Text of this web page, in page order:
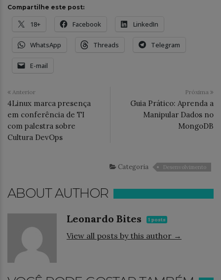
Compartilhe este post:
18+ Facebook LinkedIn
WhatsApp Threads Telegram
E-mail
Anterior
4Linux marca presença
em conferência de TI
com palestra sobre
Cultura DevOps
Próxima
Guia Prático: Aprenda a
Manipular Dados no
MongoDB
Categoria Desenvolvimento
ABOUT AUTHOR
Leonardo Bites 1 posts
View all posts by this author →